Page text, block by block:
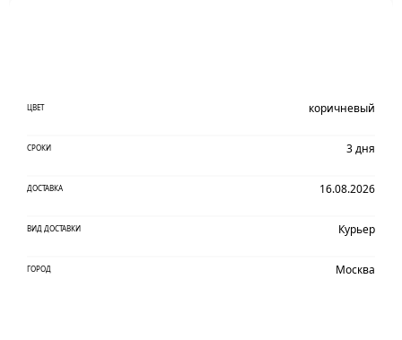
ЦВЕТ коричневый
СРОКИ 3 дня
ДОСТАВКА 16.08.2026
ВИД ДОСТАВКИ Курьер
ГОРОД Москва